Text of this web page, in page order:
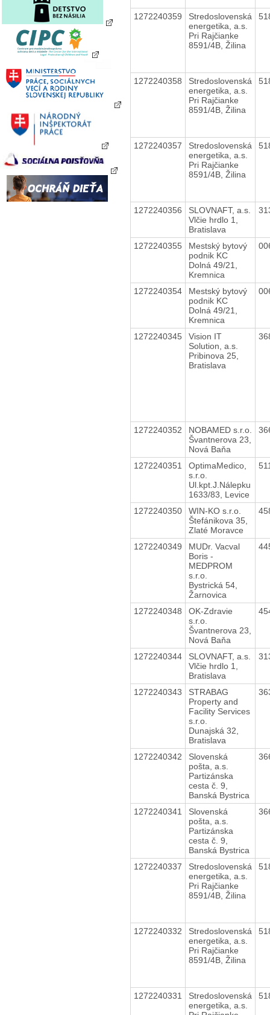
1272240359
Stredoslovenská
energetika, a.s.
Pri Rajčianke
8591/4B, Žilina
1272240358
Stredoslovenská
energetika, a.s.
Pri Rajčianke
8591/4B, Žilina
1272240357
Stredoslovenská
energetika, a.s.
Pri Rajčianke
8591/4B, Žilina
1272240356
SLOVNAFT, a.s.
Vlčie hrdlo 1,
Bratislava
1272240355
Mestský bytový
podnik KC
Dolná 49/21,
Kremnica
1272240354
Mestský bytový
podnik KC
Dolná 49/21,
Kremnica
1272240345
Vision IT
Solution, a.s.
Pribinova 25,
Bratislava
1272240352
NOBAMED s.r.o.
Švantnerova 23,
Nová Baňa
1272240351
OptimaMedico,
s.r.o.
Ul.kpt.J.Nálepku
1633/83, Levice
1272240350
WIN-KO s.r.o.
Štefánikova 35,
Zlaté Moravce
1272240349
MUDr. Vacval
Boris -
MEDPROM
s.r.o.
Bystrická 54,
Žarnovica
1272240348
OK-Zdravie
s.r.o.
Švantnerova 23,
Nová Baňa
1272240344
SLOVNAFT, a.s.
Vlčie hrdlo 1,
Bratislava
1272240343
STRABAG
Property and
Facility Services
s.r.o.
Dunajská 32,
Bratislava
1272240342
Slovenská
pošta, a.s.
Partizánska
cesta č. 9,
Banská Bystrica
1272240341
Slovenská
pošta, a.s.
Partizánska
cesta č. 9,
Banská Bystrica
1272240337
Stredoslovenská
energetika, a.s.
Pri Rajčianke
8591/4B, Žilina
1272240332
Stredoslovenská
energetika, a.s.
Pri Rajčianke
8591/4B, Žilina
1272240331
Stredoslovenská
energetika, a.s.